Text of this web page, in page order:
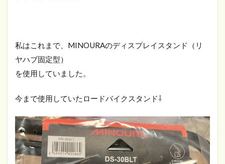
私はこれまで、MINOURAのディスプレイスタンド（リ
ヤハブ固定型）
を使用していました。
今まで使用していたロードバイクスタンド⇩